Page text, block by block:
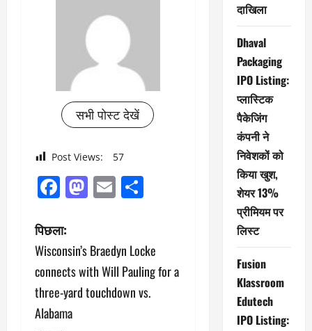
सभी पोस्ट देखें
Post Views: 57
Facebook
Mastodon
Email
पो
स्ट
ने
वि
पिछला:
Wisconsin’s Braedyn Locke
connects with Will Pauling for a
three-yard touchdown vs.
Alabama
दाखिला
Dhaval
Packaging
IPO Listing:
प्लास्टिक
पैकेजिंग
कंपनी ने
निवेशकों को
किया खुश,
शेयर 13%
प्रीमियम पर
लिस्ट
Fusion
Klassroom
Edutech
IPO Listing: